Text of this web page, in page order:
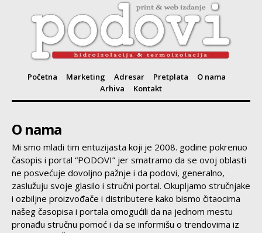
Početna Marketing Adresar Pretplata
O nama
Arhiva
Kontakt
O nama
Mi smo mladi tim entuzijasta koji je 2008. godine pokrenuo
časopis i portal “PODOVI” jer smatramo da se ovoj oblasti
ne posvećuje dovoljno pažnje i da podovi, generalno,
zaslužuju svoje glasilo i stručni portal. Okupljamo stručnjake
i ozbiljne proizvođače i distributere kako bismo čitaocima
našeg časopisa i portala omogućili da na jednom mestu
pronađu stručnu pomoć i da se informišu o trendovima iz